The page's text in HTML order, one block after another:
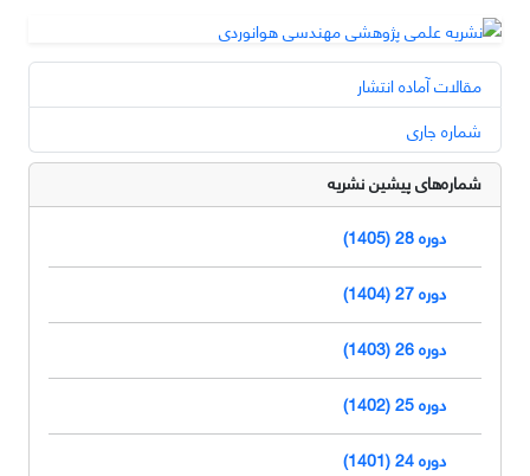
مقالات آماده انتشار
شماره جاری
شماره‌های پیشین نشریه
دوره 28 (1405)
دوره 27 (1404)
دوره 26 (1403)
دوره 25 (1402)
دوره 24 (1401)